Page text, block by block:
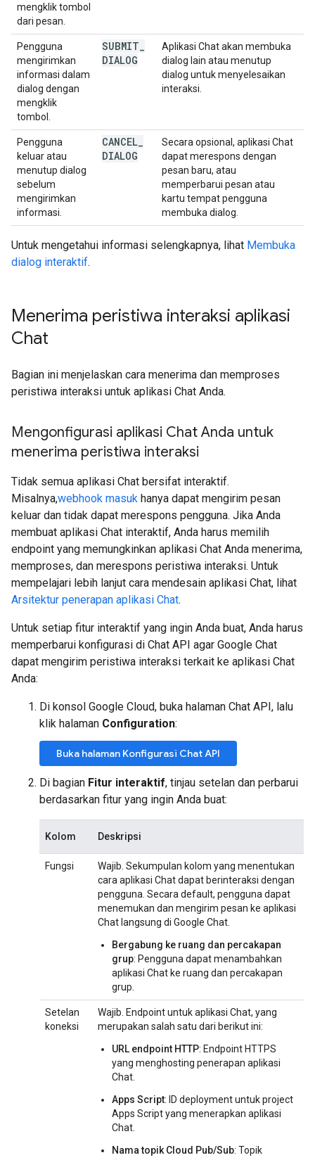
mengklik tombol
dari pesan.
Pengguna
mengirimkan
informasi dalam
dialog dengan
mengklik
tombol.
SUBMIT
DIALOG
Aplikasi Chat akan membuka
dialog lain atau menutup
dialog untuk menyelesaikan
interaksi.
Pengguna
keluar atau
menutup dialog
sebelum
mengirimkan
informasi.
CANCEL
DIALOG
Secara opsional, aplikasi Chat
dapat merespons dengan
pesan baru, atau
memperbarui pesan atau
kartu tempat pengguna
membuka dialog.
Untuk mengetahui informasi selengkapnya, lihat Membuka
dialog interaktif.
Menerima peristiwa interaksi aplikasi
Chat
Bagian ini menjelaskan cara menerima dan memproses
peristiwa interaksi untuk aplikasi Chat Anda.
Mengonfigurasi aplikasi Chat Anda untuk
menerima peristiwa interaksi
Tidak semua aplikasi Chat bersifat interaktif.
Misalnya,webhook masuk hanya dapat mengirim pesan
keluar dan tidak dapat merespons pengguna. Jika Anda
membuat aplikasi Chat interaktif, Anda harus memilih
endpoint yang memungkinkan aplikasi Chat Anda menerima,
memproses, dan merespons peristiwa interaksi. Untuk
mempelajari lebih lanjut cara mendesain aplikasi Chat, lihat
Arsitektur penerapan aplikasi Chat.
Untuk setiap fitur interaktif yang ingin Anda buat, Anda harus
memperbarui konfigurasi di Chat API agar Google Chat
dapat mengirim peristiwa interaksi terkait ke aplikasi Chat
Anda:
Di konsol Google Cloud, buka halaman Chat API, lalu
klik halaman Configuration:
Buka halaman Konfigurasi Chat API
Di bagian Fitur interaktif, tinjau setelan dan perbarui
berdasarkan fitur yang ingin Anda buat:
Kolom Deskripsi
Fungsi
Wajib. Sekumpulan kolom yang menentukan
cara aplikasi Chat dapat berinteraksi dengan
pengguna. Secara default, pengguna dapat
menemukan dan mengirim pesan ke aplikasi
Chat langsung di Google Chat.
Bergabung ke ruang dan percakapan
grup: Pengguna dapat menambahkan
aplikasi Chat ke ruang dan percakapan
grup.
Setelan
koneksi
Wajib. Endpoint untuk aplikasi Chat, yang
merupakan salah satu dari berikut ini:
URL endpoint HTTP: Endpoint HTTPS
yang menghosting penerapan aplikasi
Chat.
Apps Script: ID deployment untuk project
Apps Script yang menerapkan aplikasi
Chat.
Nama topik Cloud Pub/Sub: Topik